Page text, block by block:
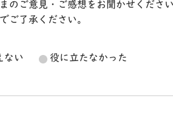
のご意見・ご感想をお聞かせくださ
ご了承ください。
ない 役に立たなかった